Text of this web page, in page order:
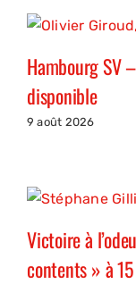
Hambourg SV
disponible
9 août 2026
Victoire à
contents » à